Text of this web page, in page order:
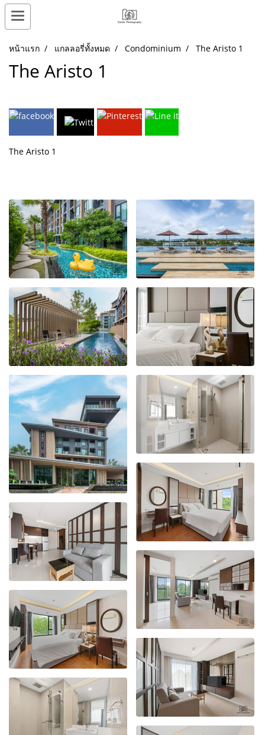
หน้าแรก แกลลอรี่ทั้งหมด Condominium The Aristo 1
The Aristo 1
The Aristo 1